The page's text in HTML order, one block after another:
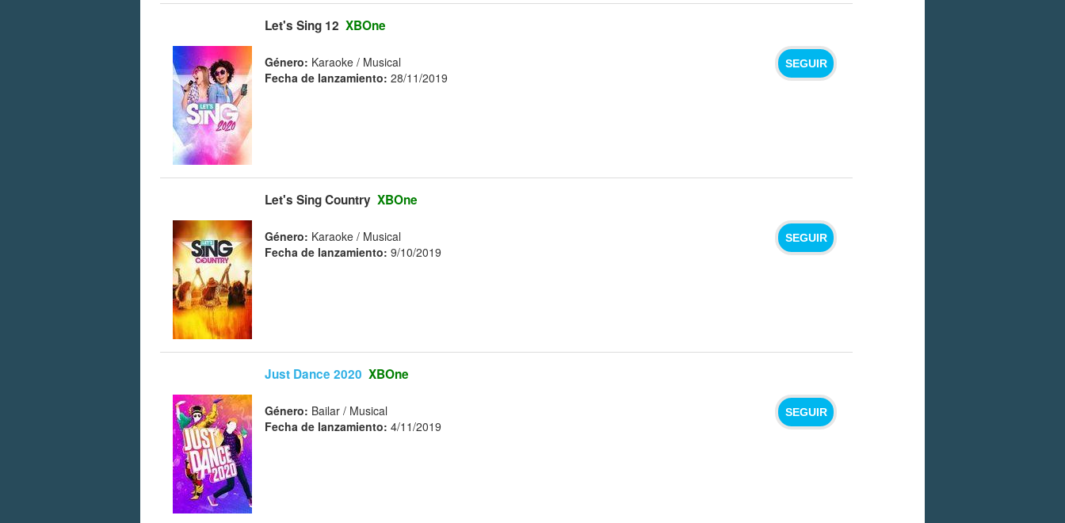
Let's Sing 12 XBOne
SEGUIR
Género: Karaoke / Musical
Fecha de lanzamiento: 28/11/2019
Let's Sing Country XBOne
SEGUIR
Género: Karaoke / Musical
Fecha de lanzamiento: 9/10/2019
Just Dance 2020 XBOne
SEGUIR
Género: Bailar / Musical
Fecha de lanzamiento: 4/11/2019